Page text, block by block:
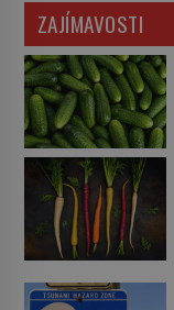
ZAJÍMAVOSTI